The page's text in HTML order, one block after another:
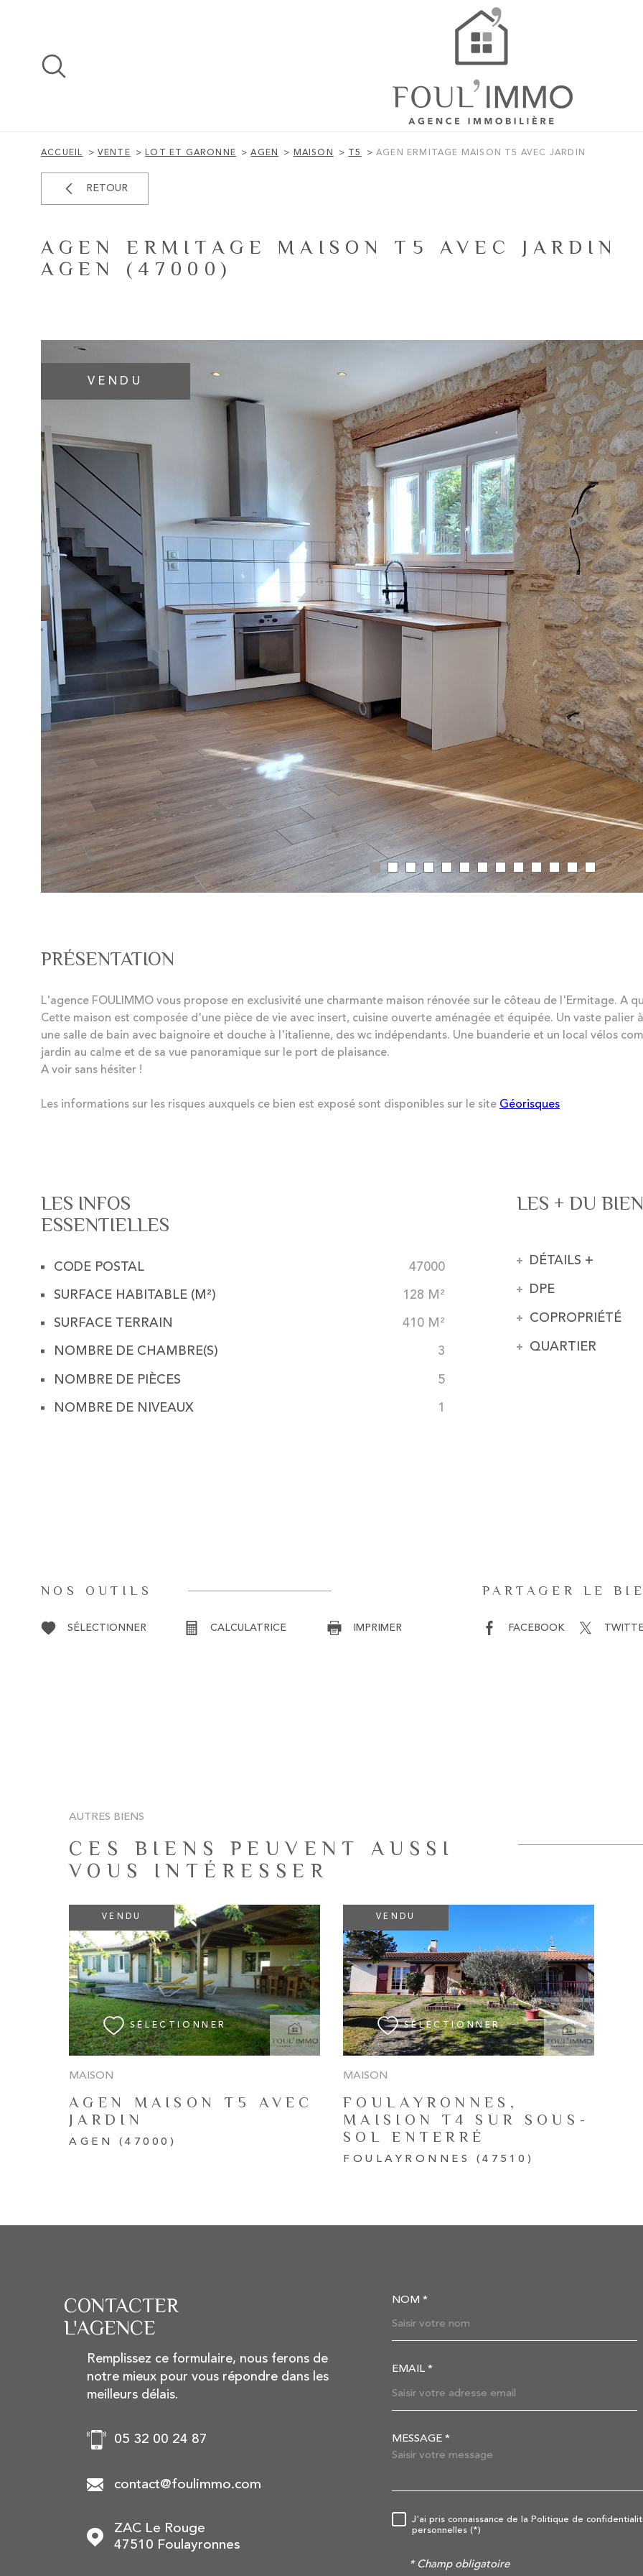
recherche
principal
ACCUEIL VENTE LOT ET GARONNE AGEN MAISON T5 AGEN ERMITAGE MAISON T5 AVEC JARDIN
RETOUR
AGEN ERMITAGE MAISON T5 AVEC JARDIN
AGEN (47000)
VENDU
PRÉSENTATION
L'agence FOULIMMO vous propose en exclusivité une charmante maison rénovée sur le côteau de l'Ermitage. A
Cette maison est composée d'une pièce de vie avec insert, cuisine ouverte aménagée et équipée. Un vaste
une salle de bain avec baignoire et douche à l'italienne, des wc indépendants. Une buanderie et un local vélos
jardin au calme et de sa vue panoramique sur le port de plaisance.
A voir sans hésiter !
Les informations sur les risques auxquels ce bien est exposé sont disponibles sur le site Géorisques
LES INFOS
ESSENTIELLES
Caractérisque Valeurs
CODE POSTAL 47000
SURFACE HABITABLE (M²) 128 M²
SURFACE TERRAIN 410 M²
NOMBRE DE CHAMBRE(S) 3
NOMBRE DE PIÈCES 5
NOMBRE DE NIVEAUX 1
LES + DU BIEN
DÉTAILS +
DPE
COPROPRIÉTÉ
QUARTIER
NOS OUTILS
SÉLECTIONNER CALCULATRICE IMPRIMER
PARTAGER LE
FACEBOOK
AUTRES BIENS
CES BIENS PEUVENT AUSSI
VOUS INTÉRESSER
MAISON
AGEN MAISON T5 AVEC
JARDIN
AGEN (47000)
VENDU
SÉLECTIONNER
VOIR LE BIEN
MAISON
FOULAYRONNES,
MAISION T4 SUR SOUS-
SOL ENTERRÉ
FOULAYRONNES (47510)
VENDU
SÉLECTIONNER
VOIR LE BIEN
CONTACTER
L'AGENCE
Remplissez ce formulaire, nous ferons de
notre mieux pour vous répondre dans les
meilleurs délais.
05 32 00 24 87
contact@foulimmo.com
ZAC Le Rouge
47510
Foulayronnes
NOM *
EMAIL *
MESSAGE *
RÈGLEMENTATION
J'ai pris connaissance de la Politique de
personnelles (*)
* Champ obligatoire